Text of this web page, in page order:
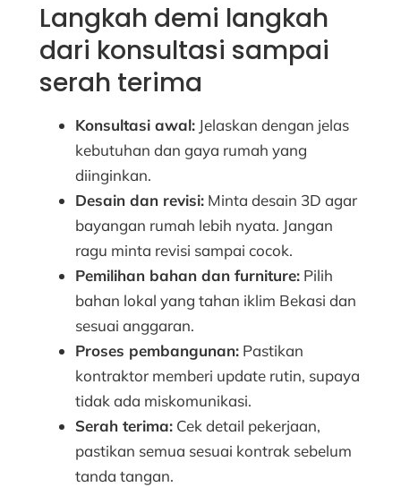
Langkah demi langkah
dari konsultasi sampai
serah terima
Konsultasi awal: Jelaskan dengan jelas
kebutuhan dan gaya rumah yang
diinginkan.
Desain dan revisi: Minta desain 3D agar
bayangan rumah lebih nyata. Jangan
ragu minta revisi sampai cocok.
Pemilihan bahan dan furniture: Pilih
bahan lokal yang tahan iklim Bekasi dan
sesuai anggaran.
Proses pembangunan: Pastikan
kontraktor memberi update rutin, supaya
tidak ada miskomunikasi.
Serah terima: Cek detail pekerjaan,
pastikan semua sesuai kontrak sebelum
tanda tangan.